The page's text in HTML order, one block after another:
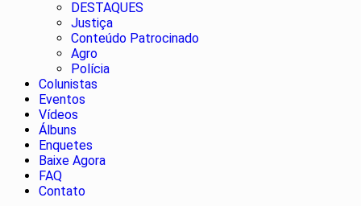
DESTAQUES
Justiça
Conteúdo Patrocinado
Agro
Polícia
Colunistas
Eventos
Vídeos
Álbuns
Enquetes
Baixe Agora
FAQ
Contato